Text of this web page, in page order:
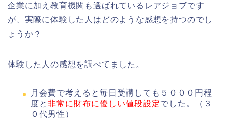
企業に加え教育機関も選ばれているレアジョブです
が、実際に体験した人はどのような感想を持つのでし
ょうか？
体験した人の感想を調べてました。
月会費で考えると毎日受講しても５０００円程
度と 非常に財布に優しい値段設定でした。（３
０代男性）